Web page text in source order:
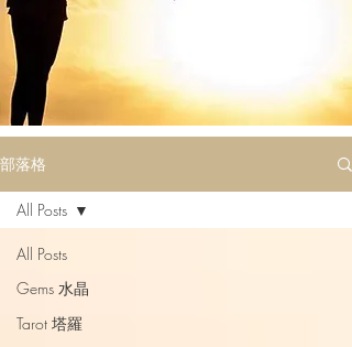
部落格
All Posts
Gems 水晶
Tarot 塔羅
All Posts